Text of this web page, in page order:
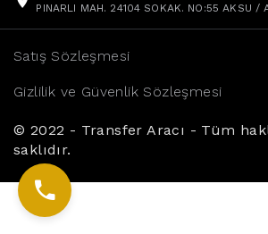
PINARLI MAH. 24104 SOKAK. NO:55 AKSU /
© 2022 - Transfer Aracı - Tüm
saklıdır.
Gizlilik ve Güvenlik Sözleşmesi
Satış Sözleşmesi